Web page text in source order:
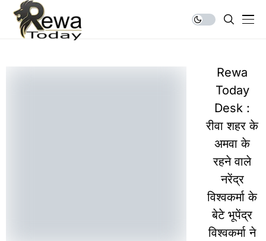
Rewa
Today
Desk :
रीवा शहर के
अमवा के
रहने वाले
नरेंद्र
विश्वकर्मा के
बेटे भूपेंद्र
विश्वकर्मा ने